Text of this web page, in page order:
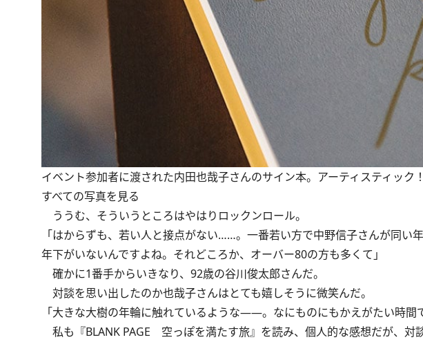
イベント参加者に渡された内田也哉子さんのサイン本。アーティスティック！
すべての写真を見る
ううむ、そういうところはやはりロックンロール。
「はからずも、若い人と接点がない……。一番若い方で中野信子さんが同い
年下がいないんですよね。それどころか、オーバー80の方も多くて」
確かに1番手からいきなり、92歳の谷川俊太郎さんだ。
対談を思い出したのか也哉子さんはとても嬉しそうに微笑んだ。
「大きな大樹の年輪に触れているような――。なにものにもかえがたい時間
私も『BLANK PAGE 空っぽを満たす旅』を読み、個人的な感想だが、対